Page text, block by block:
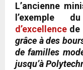
L’ancienne
l’exemple
d’excellence de
grâce à des
de familles
jusqu’à